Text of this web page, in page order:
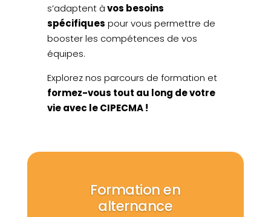
s’adaptent àvos besoins
spécifiques pour vous permettre de
booster les compétences de vos
équipes.
Explorez nos parcours de formation et
formez-vous tout au long de votre
vie avec le CIPECMA !
Formation en
alternance